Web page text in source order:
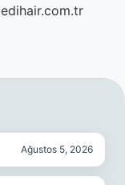
Ağustos 5, 2026